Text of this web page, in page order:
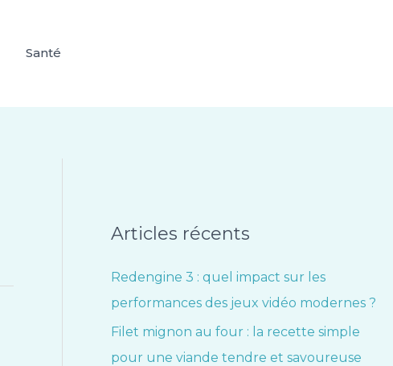
Santé
Articles récents
Redengine 3 : quel impact sur les
performances des jeux vidéo modernes ?
Filet mignon au four : la recette simple
pour une viande tendre et savoureuse